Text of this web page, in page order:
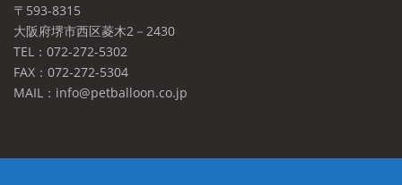
〒593-8315
大阪府堺市西区菱木2－2430
TEL：072-272-5302
FAX：072-272-5304
MAIL：info@petballoon.co.jp